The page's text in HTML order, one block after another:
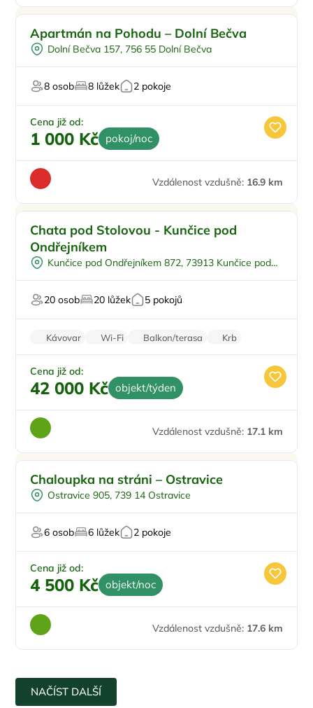
Apartmán na Pohodu – Dolní Bečva
Dolní Bečva 157, 756 55 Dolní Bečva
8 osob 8 lůžek 2 pokoje
Cena již od:
1 000 Kč pokoj/noc
Vzdálenost vzdušně: 16.9 km
Dětské hřiště
Venkovní bazén
Pro skupiny
U lesa
Chata pod Stolovou - Kunčice pod
Ondřejníkem
Kunčice pod Ondřejníkem 872, 73913 Kunčice pod
20 osob
20 lůžek 5 pokojů
Kávovar Wi-Fi Balkon/terasa
Krb
Pračka
Cena již od:
42 000 Kč objekt/týden
Vzdálenost vzdušně: 17.1 km
Chaloupka na stráni – Ostravice
Ostravice 905, 739 14 Ostravice
6 osob 6 lůžek 2 pokoje
Cena již od:
4 500 Kč objekt/noc
Vzdálenost vzdušně: 17.6 km
NAČÍST DALŠÍ